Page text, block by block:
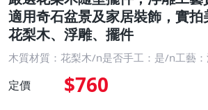
適用奇石盆景及家居裝飾，實拍
花梨木、浮雕、擺件
木質材質：花梨木/n是否手工：是/n工藝
定價 $760